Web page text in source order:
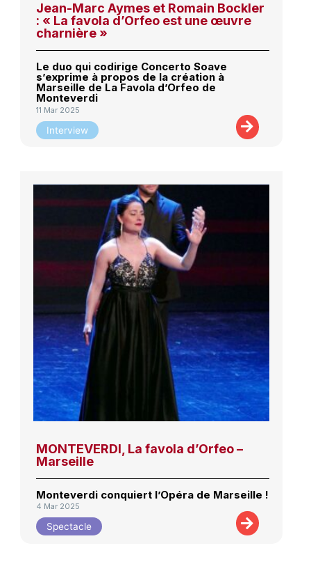
Jean-Marc Aymes et Romain Bockler
: « La favola d’Orfeo est une œuvre
charnière »
Le duo qui codirige Concerto Soave
s’exprime à propos de la création à
Marseille de La Favola d’Orfeo de
Monteverdi
11 Mar 2025
Interview
MONTEVERDI, La favola d’Orfeo –
Marseille
Monteverdi conquiert l’Opéra de Marseille !
4 Mar 2025
Spectacle